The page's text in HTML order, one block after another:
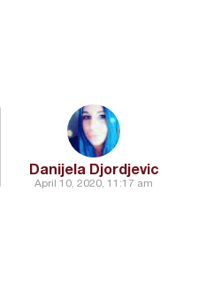
Danijela Djordjevic
April 10, 2020, 11:17 am